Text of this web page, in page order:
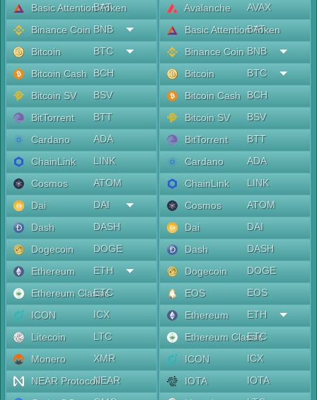
Basic Attention Token
BAT
Binance Coin BNB
Bitcoin
BTC
Bitcoin Cash
BCH
Bitcoin SV
BSV
BitTorrent
BTT
Cardano
ADA
ChainLink
LINK
Cosmos
ATOM
Dai
DAI
Dash
DASH
Dogecoin
DOGE
Ethereum
ETH
Ethereum Classic
ETC
ICON
ICX
Litecoin
LTC
Monero
XMR
NEAR ProtocolNEAR
Avalanche
AVAX
Basic Attention Token
BAT
Binance Coin BNB
Bitcoin
BTC
Bitcoin Cash
BCH
Bitcoin SV
BSV
BitTorrent
BTT
Cardano
ADA
ChainLink
LINK
Cosmos
ATOM
Dai
DAI
Dash
DASH
Dogecoin
DOGE
EOS
EOS
Ethereum
ETH
Ethereum Classic
ETC
ICON
ICX
IOTA
IOTA